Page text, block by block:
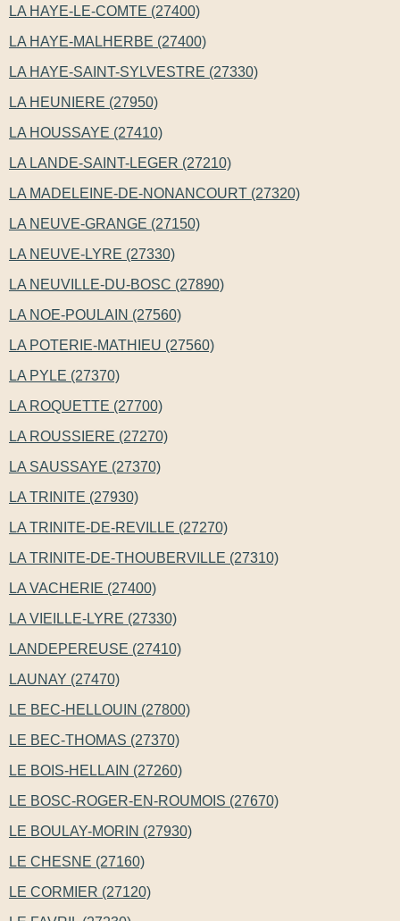
LA HAYE-LE-COMTE (27400)
LA HAYE-MALHERBE (27400)
LA HAYE-SAINT-SYLVESTRE (27330)
LA HEUNIERE (27950)
LA HOUSSAYE (27410)
LA LANDE-SAINT-LEGER (27210)
LA MADELEINE-DE-NONANCOURT (27320)
LA NEUVE-GRANGE (27150)
LA NEUVE-LYRE (27330)
LA NEUVILLE-DU-BOSC (27890)
LA NOE-POULAIN (27560)
LA POTERIE-MATHIEU (27560)
LA PYLE (27370)
LA ROQUETTE (27700)
LA ROUSSIERE (27270)
LA SAUSSAYE (27370)
LA TRINITE (27930)
LA TRINITE-DE-REVILLE (27270)
LA TRINITE-DE-THOUBERVILLE (27310)
LA VACHERIE (27400)
LA VIEILLE-LYRE (27330)
LANDEPEREUSE (27410)
LAUNAY (27470)
LE BEC-HELLOUIN (27800)
LE BEC-THOMAS (27370)
LE BOIS-HELLAIN (27260)
LE BOSC-ROGER-EN-ROUMOIS (27670)
LE BOULAY-MORIN (27930)
LE CHESNE (27160)
LE CORMIER (27120)